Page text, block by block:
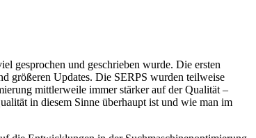
gesprochen und geschrieben wurde. Die ersten
größeren Updates. Die SERPS wurden teilweise
mittlerweile immer stärker auf der Qualität –
in diesem Sinne überhaupt ist und wie man im